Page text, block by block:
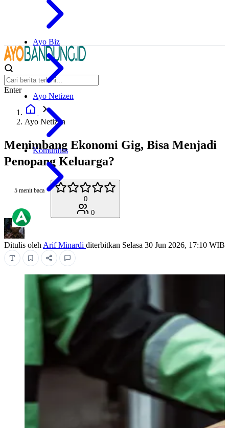
Ayo Biz
Ayo Netizen
Komunitas
Enter
Ayo Netizen
Menimbang Ekonomi Gig, Bisa Menjadi
Penopang Keluarga?
5 menit baca
0
0
Ditulis oleh Arif Minardi diterbitkan Selasa 30 Jun 2026, 17:10 WIB